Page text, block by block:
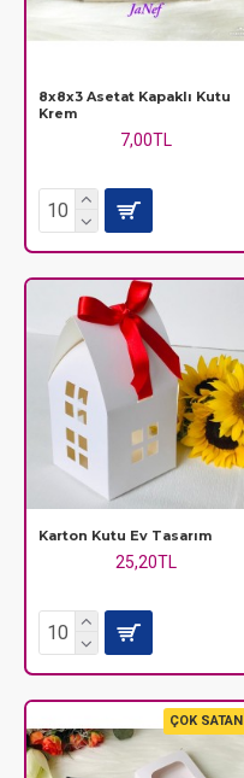
8x8x3 Asetat Kapaklı Kutu
Krem
7,00TL
Karton Kutu Ev Tasarım
25,20TL
ÇOK SATAN